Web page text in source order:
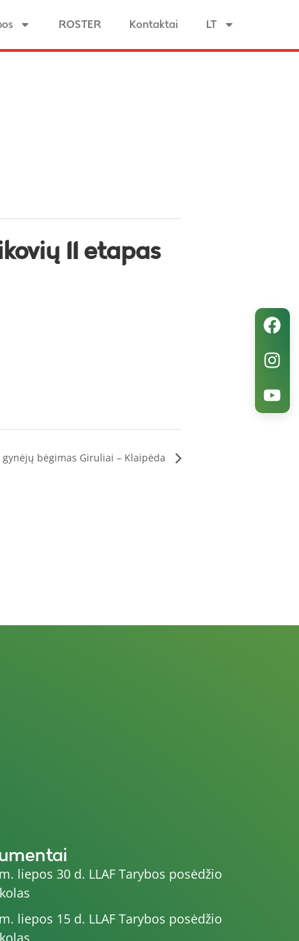
ROSTER Kontaktai LT
II etapas
bėgimas Giruliai – Klaipėda
liepos 30 d. LLAF Tarybos posėdžio
liepos 15 d. LLAF Tarybos posėdžio